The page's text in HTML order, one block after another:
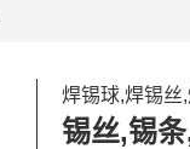
焊锡球,焊锡丝
锡丝,锡